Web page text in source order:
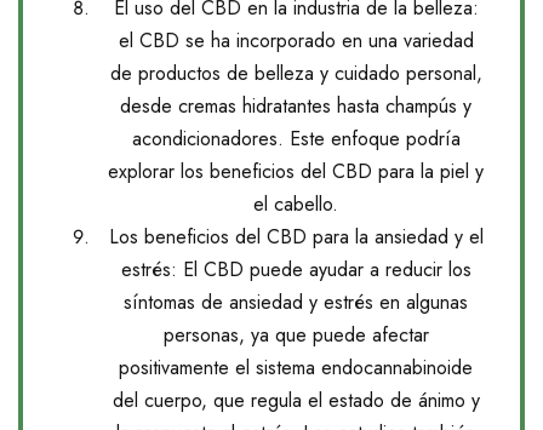
El uso del CBD en la industria de la belleza:
el CBD se ha incorporado en una variedad
de productos de belleza y cuidado personal,
desde cremas hidratantes hasta champús y
acondicionadores. Este enfoque podría
explorar los beneficios del CBD para la piel y
el cabello.
Los beneficios del CBD para la ansiedad y el
estrés: El CBD puede ayudar a reducir los
síntomas de ansiedad y estrés en algunas
personas, ya que puede afectar
positivamente el sistema endocannabinoide
del cuerpo, que regula el estado de ánimo y